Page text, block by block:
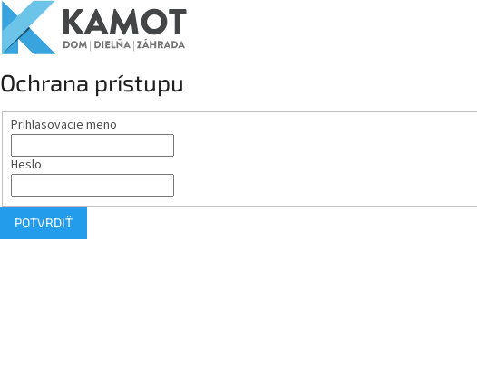
Ochrana prístupu
Prihlasovacie meno
Heslo
POTVRDIŤ